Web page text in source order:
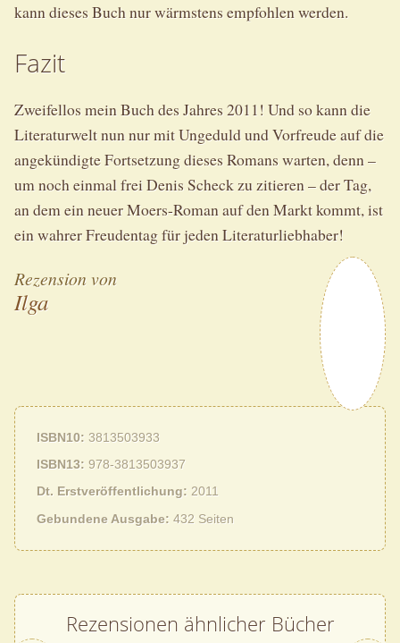
kann dieses Buch nur wärmstens empfohlen werden.
Fazit
Zweifellos mein Buch des Jahres 2011! Und so kann die
Literaturwelt nun nur mit Ungeduld und Vorfreude auf die
angekündigte Fortsetzung dieses Romans warten, denn –
um noch einmal frei Denis Scheck zu zitieren – der Tag,
an dem ein neuer Moers-Roman auf den Markt kommt, ist
ein wahrer Freudentag für jeden Literaturliebhaber!
Rezension von
Ilga
ISBN10
3813503933
ISBN13 978-3813503937
Dt. Erstveröffentlichung
2011
Gebundene Ausgabe 432 Seiten
Rezensionen ähnlicher Bücher